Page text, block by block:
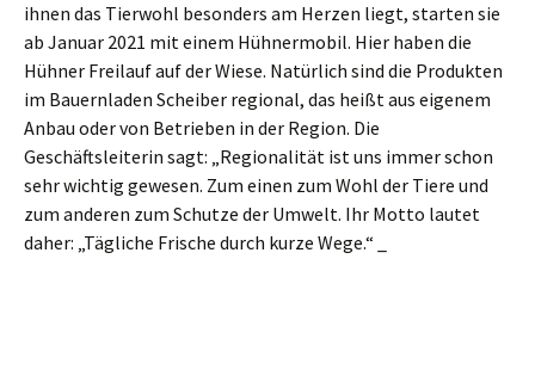
ihnen das Tierwohl besonders am Herzen liegt, starten sie
ab Januar 2021 mit einem Hühnermobil. Hier haben die
Hühner Freilauf auf der Wiese. Natürlich sind die Produkten
im Bauernladen Scheiber regional, das heißt aus eigenem
Anbau oder von Betrieben in der Region. Die
Geschäftsleiterin sagt: „Regionalität ist uns immer schon
sehr wichtig gewesen. Zum einen zum Wohl der Tiere und
zum anderen zum Schutze der Umwelt. Ihr Motto lautet
daher: „Tägliche Frische durch kurze Wege.“ _